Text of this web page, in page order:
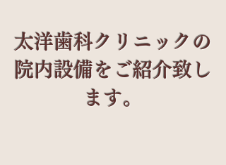
太洋歯科クリニックの
院内設備をご紹介致し
ます。